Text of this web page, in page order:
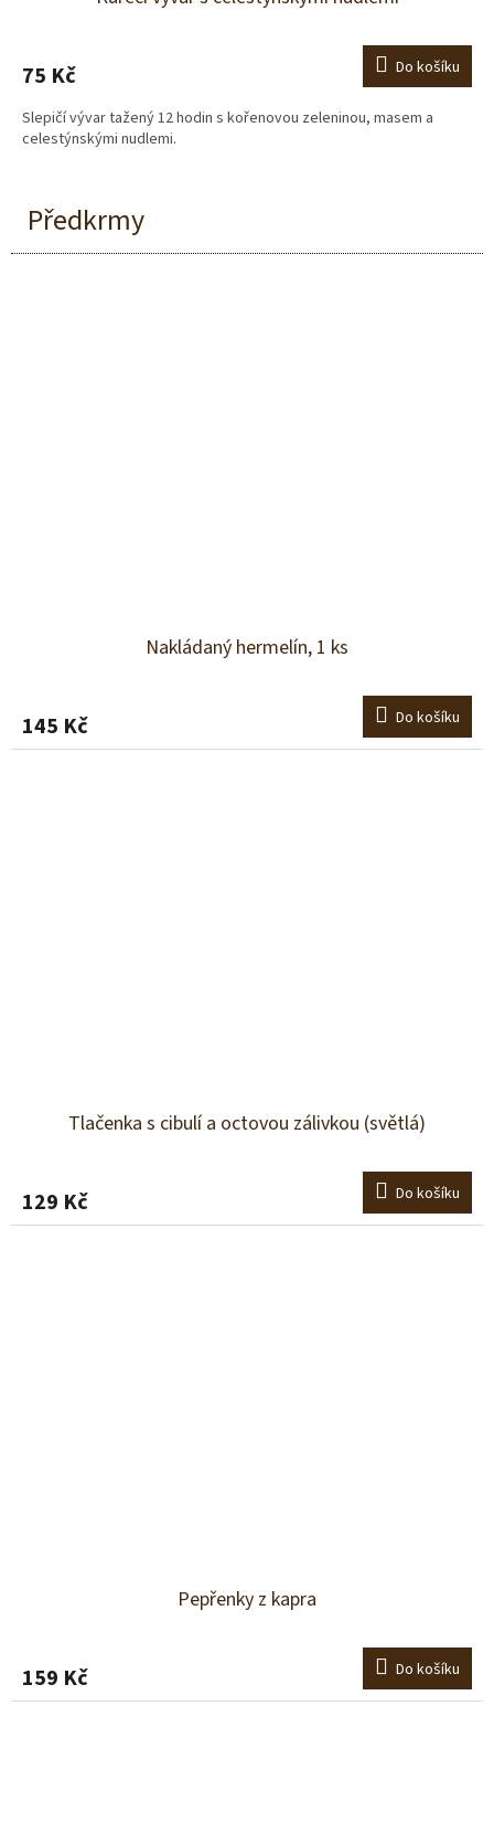
75 Kč Do košíku
Slepičí vývar tažený 12 hodin s kořenovou zeleninou, masem a
celestýnskými nudlemi.
Předkrmy
Nakládaný hermelín, 1 ks
145 Kč Do košíku
Tlačenka s cibulí a octovou zálivkou (světlá)
129 Kč Do košíku
Pepřenky z kapra
159 Kč Do košíku